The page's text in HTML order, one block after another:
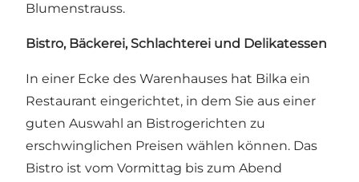
Blumenstrauss.
Bistro, Bäckerei, Schlachterei und Delikatessen
In einer Ecke des Warenhauses hat Bilka ein
Restaurant eingerichtet, in dem Sie aus einer
guten Auswahl an Bistrogerichten zu
erschwinglichen Preisen wählen können. Das
Bistro ist vom Vormittag bis zum Abend